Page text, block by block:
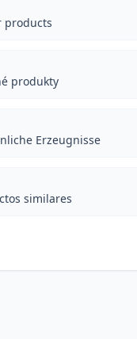
products
produkty
Erzeugnisse
similares